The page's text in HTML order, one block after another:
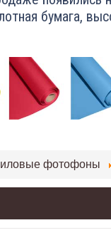
бумага,
фотофоны